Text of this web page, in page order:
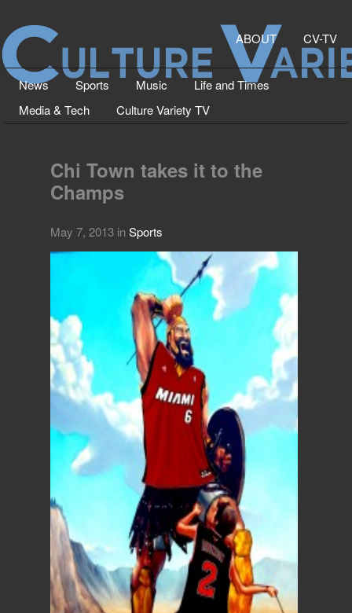
ABOUT CV-TV
News Sports Music
Life and Times
Media & Tech
Culture Variety TV
Chi Town takes it to the
Champs
May 7, 2013 inSports